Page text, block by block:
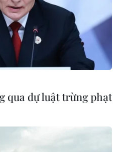
qua dự luật trừng phạt